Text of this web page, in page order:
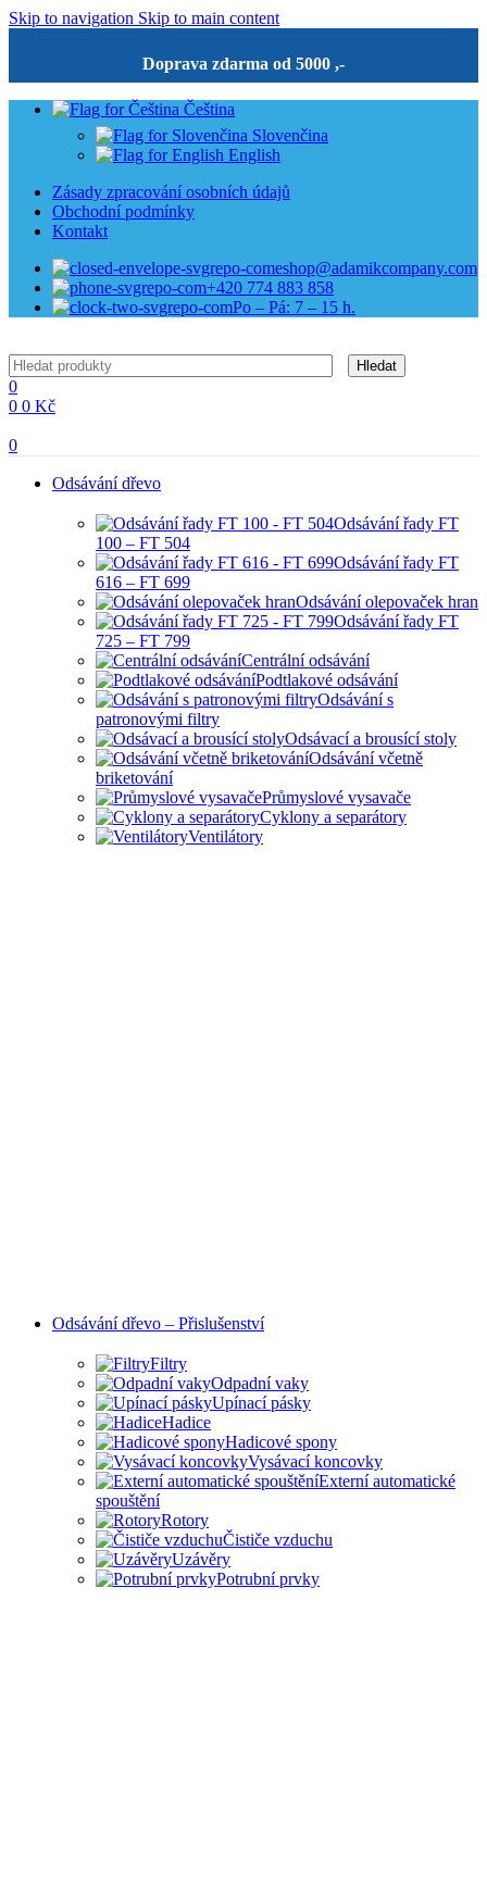
Skip to navigation Skip to main content
Doprava zdarma od 5000 ,-
Čeština
Slovenčina
English
Zásady zpracování osobních údajů
Obchodní podmínky
Kontakt
eshop@adamikcompany.com
+420 774 883 858
Po – Pá: 7 – 15 h.
Hledat
0
0 0 Kč
0
Odsávání dřevo
Odsávání řady FT
100 – FT 504
Odsávání řady FT
616 – FT 699
Odsávání olepovaček hran
Odsávání řady FT
725 – FT 799
Centrální odsávání
Podtlakové odsávání
Odsávání s
patronovými filtry
Odsávací a brousící stoly
Odsávání včetně
briketování
Průmyslové vysavače
Cyklony a separátory
Ventilátory
Odsávání dřevo – Přislušenství
Filtry
Odpadní vaky
Upínací pásky
Hadice
Hadicové spony
Vysávací koncovky
Externí automatické
spouštění
Rotory
Čističe vzduchu
Uzávěry
Potrubní prvky